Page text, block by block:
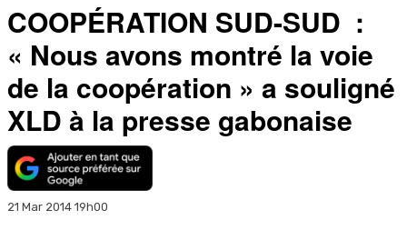
COOPÉRATION SUD-SUD :
« Nous avons montré la voie
de la coopération » a souligné
XLD à la presse gabonaise
21 Mar 2014 19h00